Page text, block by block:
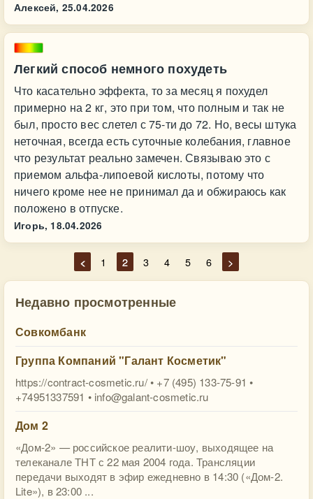
Алексей, 25.04.2026
Легкий способ немного похудеть
Что касательно эффекта, то за месяц я похудел
примерно на 2 кг, это при том, что полным и так не
был, просто вес слетел с 75-ти до 72. Но, весы штука
неточная, всегда есть суточные колебания, главное
что результат реально замечен. Связываю это с
приемом альфа-липоевой кислоты, потому что
ничего кроме нее не принимал да и обжираюсь как
положено в отпуске.
Игорь, 18.04.2026
< 1 2 3 4 5 6 >
Недавно просмотренные
Совкомбанк
Группа Компаний "Галант Косметик"
https://contract-cosmetic.ru/ • +7 (495) 133-75-91 •
+74951337591 • info@galant-cosmetic.ru
Дом 2
«Дом-2» — российское реалити-шоу, выходящее на
телеканале ТНТ с 22 мая 2004 года. Трансляции
передачи выходят в эфир ежедневно в 14:30 («Дом-2.
Lite»), в 23:00 ...